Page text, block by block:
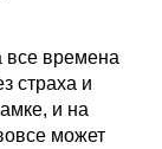
все времена
страха и
и на
может